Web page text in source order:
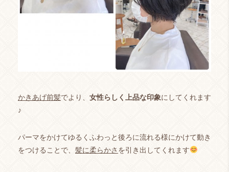
かきあげ前髪でより、 女性らしく上品な印象にしてくれます
♪
パーマをかけてゆるくふわっと後ろに流れる様にかけて動き
をつけることで、 髪に柔らかさ を引き出してくれます